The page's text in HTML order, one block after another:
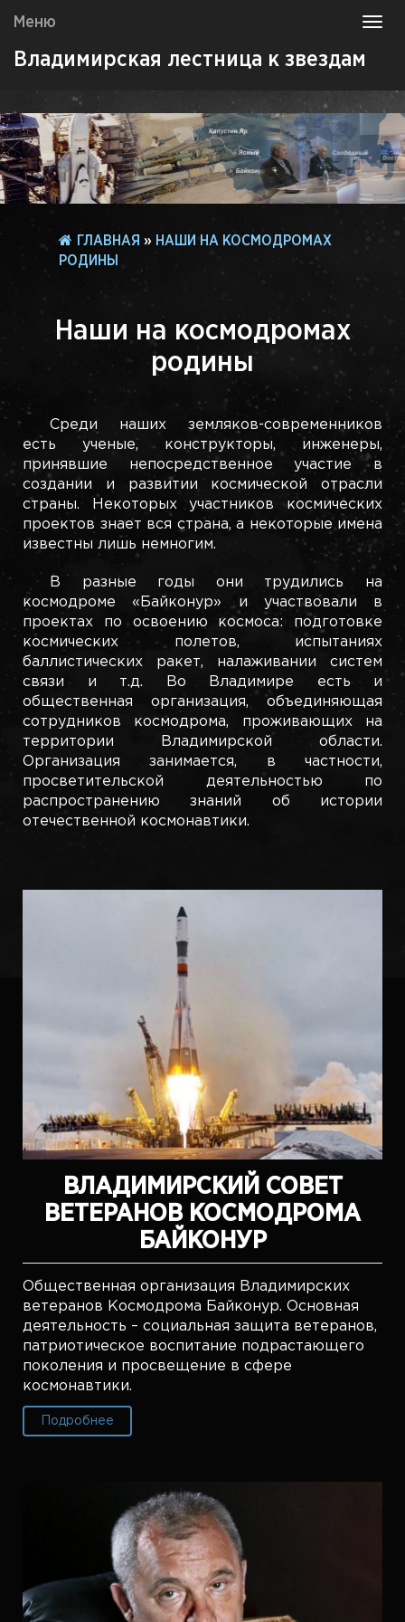
Меню
Владимирская лестница к звездам
ГЛАВНАЯ » НАШИ НА КОСМОДРОМАХ
РОДИНЫ
Наши на космодромах
родины
Среди наших земляков-современников
есть ученые, конструкторы, инженеры,
принявшие непосредственное участие в
создании и развитии космической отрасли
страны. Некоторых участников космических
проектов знает вся страна, а некоторые имена
известны лишь немногим.
В разные годы они трудились на
космодроме «Байконур» и участвовали в
проектах по освоению космоса: подготовке
космических полетов, испытаниях
баллистических ракет, налаживании систем
связи и т.д. Во Владимире есть и
общественная организация, объединяющая
сотрудников космодрома, проживающих на
территории Владимирской области.
Организация занимается, в частности,
просветительской деятельностью по
распространению знаний об истории
отечественной космонавтики.
ВЛАДИМИРСКИЙ СОВЕТ
ВЕТЕРАНОВ КОСМОДРОМА
БАЙКОНУР
Общественная организация Владимирских
ветеранов Космодрома Байконур. Основная
деятельность – социальная защита ветеранов,
патриотическое воспитание подрастающего
поколения и просвещение в сфере
космонавтики.
Подробнее